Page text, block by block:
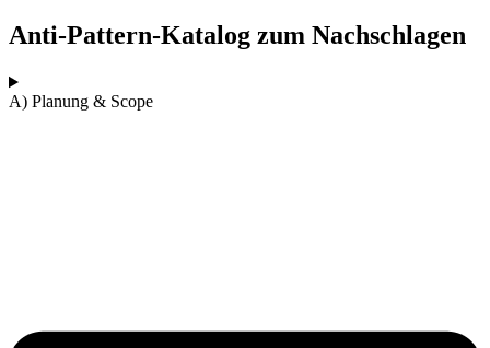
Anti-Pattern-Katalog zum Nachschlagen
A) Planung & Scope